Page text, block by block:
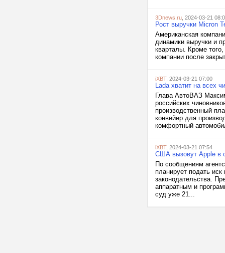
3Dnews.ru , 2024-03-21
Рост выручки Micron
Американская
динамики выручки и
кварталы. Кроме
компании после
iXBT, 2024-03-21 07:00
Lada хватит на всех
Глава АвтоВАЗ
российских
производственный
конвейер для
комфортный
iXBT, 2024-03-21 07:54
США вызовут Apple в
По сообщениям
планирует подать
законодательства.
аппаратным и
суд уже 21...